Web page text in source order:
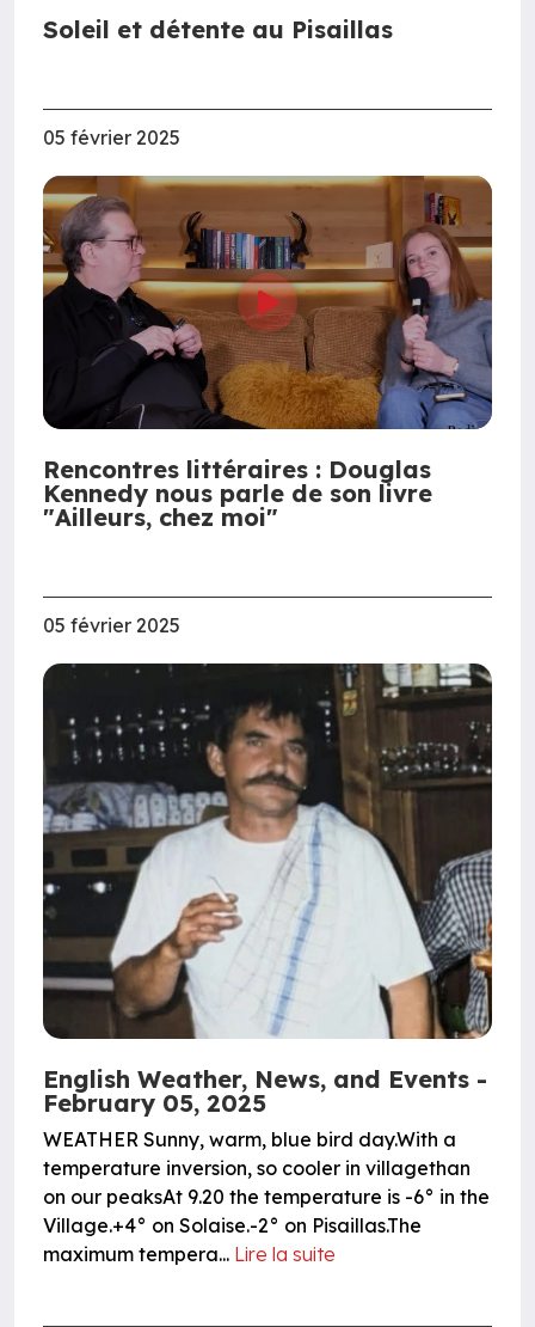
Soleil et détente au Pisaillas
05 février 2025
Rencontres littéraires : Douglas
Kennedy nous parle de son livre
"Ailleurs, chez moi"
05 février 2025
English Weather, News, and Events -
February 05, 2025
WEATHER Sunny, warm, blue bird day.With a
temperature inversion, so cooler in villagethan
on our peaksAt 9.20 the temperature is -6° in the
Village.+4° on Solaise.-2° on Pisaillas.The
maximum tempera... Lire la suite